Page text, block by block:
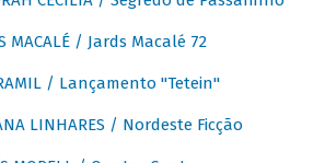
MACALÉ / Jards Macalé 72
/ Lançamento "Tetein"
LINHARES / Nordeste Ficção